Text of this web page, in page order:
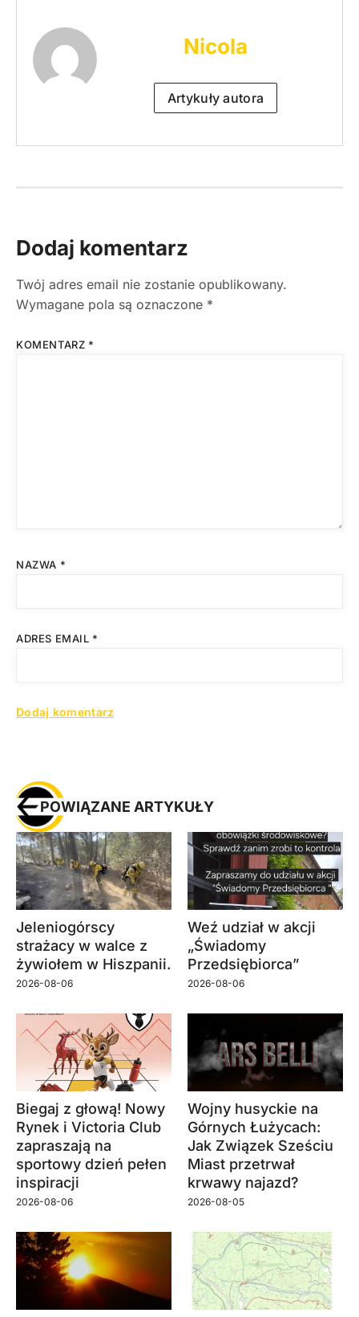
Nicola
Artykuły autora
Dodaj komentarz
Twój adres email nie zostanie opublikowany.
Wymagane pola są oznaczone *
KOMENTARZ *
NAZWA *
ADRES EMAIL *
POWIĄZANE ARTYKUŁY
Jeleniogórscy
strażacy w walce z
żywiołem w Hiszpanii.
2026-08-06
Weź udział w akcji
„Świadomy
Przedsiębiorca”
2026-08-06
Biegaj z głową! Nowy
Rynek i Victoria Club
zapraszają na
sportowy dzień pełen
inspiracji
2026-08-06
Wojny husyckie na
Górnych Łużycach:
Jak Związek Sześciu
Miast przetrwał
krwawy najazd?
2026-08-05